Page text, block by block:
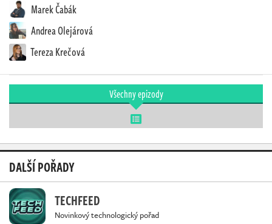
Marek Čabák
Andrea Olejárová
Tereza Krečová
Všechny epizody
DALŠÍ POŘADY
TECHFEED
Novinkový technologický pořad